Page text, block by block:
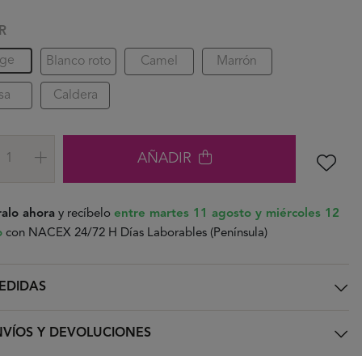
Blanco roto Camel Marrón
Caldera
AÑADIR
ahora y recíbeloentre martes 11 agosto y miércoles 12
con NACEX 24/72 H Días Laborables (Península)
Y DEVOLUCIONES